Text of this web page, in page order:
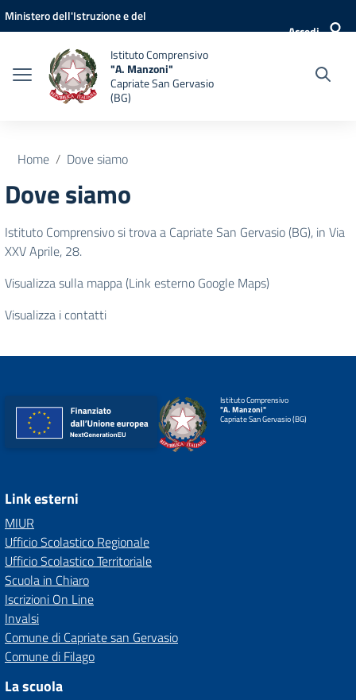
Vai ai contenuti
Vai al menu di navigazione
Vai al footer
Ministero dell'Istruzione e del
Accedi
Istituto Comprensivo
"A. Manzoni"
Capriate San Gervasio
(BG)
Home Dove siamo
Dove siamo
Istituto Comprensivo si trova a Capriate San Gervasio (BG), in Via
XXV Aprile, 28.
Visualizza sulla mappa (Link esterno Google Maps)
Visualizza i contatti
Istituto Comprensivo
"A. Manzoni"
Capriate San Gervasio (BG)
Link esterni
MIUR
Ufficio Scolastico Regionale
Ufficio Scolastico Territoriale
Scuola in Chiaro
Iscrizioni On Line
Invalsi
Comune di Capriate san Gervasio
Comune di Filago
La scuola